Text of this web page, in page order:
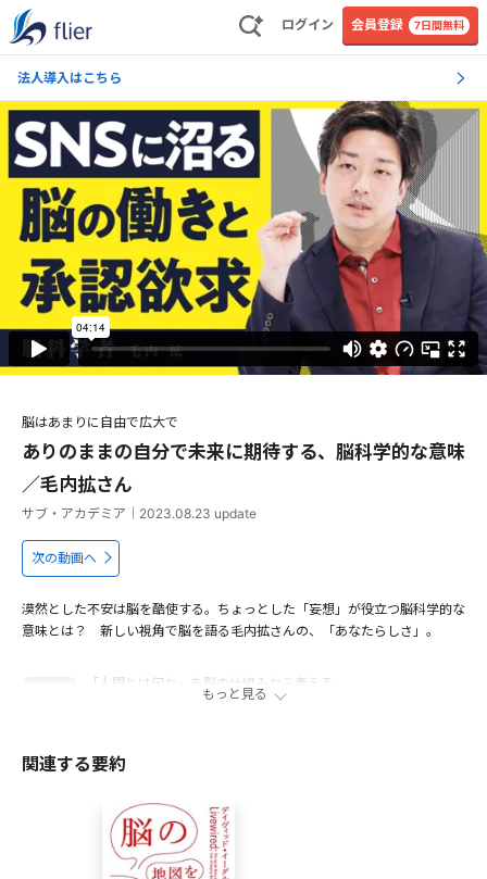
ログイン 会員登録 7日間無料
法人導入はこちら
脳はあまりに自由で広大で
ありのままの自分で未来に期待する、脳科学的な意味
／毛内拡さん
サブ・アカデミア 2023.08.23 update
次の動画へ
漠然とした不安は脳を酷使する。ちょっとした「妄想」が役立つ脳科学的な
意味とは？ 新しい視角で脳を語る毛内拡さんの、「あなたらしさ」。
「人間とは何か」を脳の仕組みから考える
06:29 「あなたらしさ」を形作る脳の不思議
出演者
毛内拡
もっと見る
関連する要約